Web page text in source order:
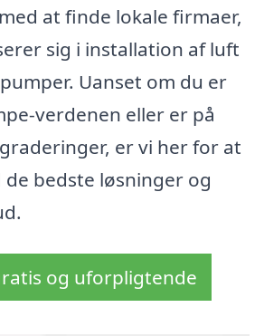
at finde lokale firmaer,
sig i installation af luft
Uanset om du er
verdenen eller er på
er vi her for at
bedste løsninger og
og uforpligtende